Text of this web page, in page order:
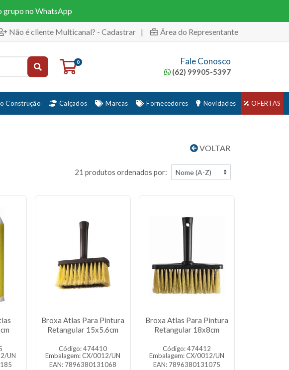
grupo no WhatsApp
Não é cliente Multicanal? - Cadastrar | Área do Representante
0 Fale Conosco
(62) 99905-5397
Construção Calçados Marcas Fornecedores Novidades OFERTAS
VOLTAR
21 produtos ordenados por:
UN
Broxa Atlas Para Pintura
Retangular 15x5.6cm
Código: 474410
Embalagem: CX/0012/UN
EAN: 7896380131068
Broxa Atlas Para Pintura
Retangular 18x8cm
Código: 474412
Embalagem: CX/0012/UN
EAN: 7896380131075